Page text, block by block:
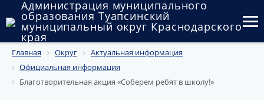
Администрация муниципального
образования Туапсинский
муниципальный округ Краснодарского
края
Округ
Администрация
Главная Округ
Актуальная информация
Официальная информация
Благотворительная акция «Соберем ребят в школу!»